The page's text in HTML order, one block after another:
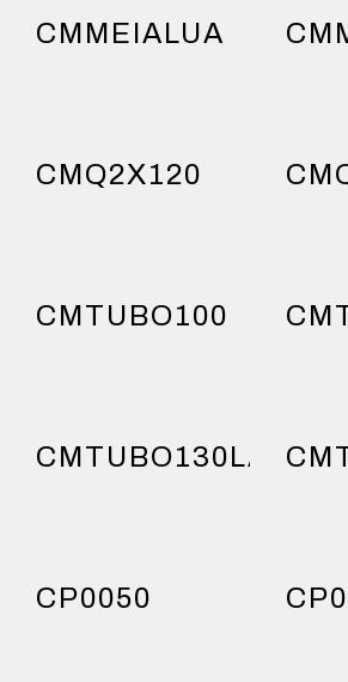
CMMEIALUA
CMQ2X120
CMTUBO100
CP0050